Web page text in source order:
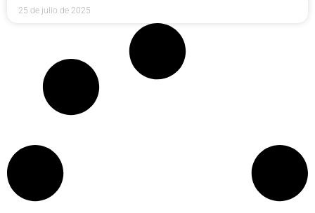
25 de julio de 2025